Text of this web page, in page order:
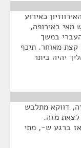
כאירוע
מאי באירופה,
במשך
קצת מאוחר. תיכף
יהיה ביתר
דווקא מתלבש
לצאת מזה.
ברגע ש-, מתי